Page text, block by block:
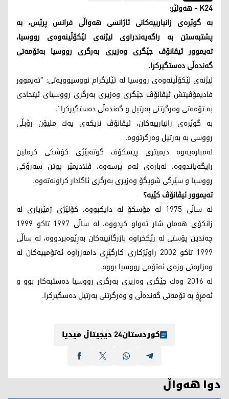
K24 - ھەولێر:
به‌ گوێره‌ی زانیارییه‌كانی ئاژانسی هه‌واڵی فرانس پرێس، به‌
پشتبه‌ستن به‌ راگه‌یه‌ندراوی لیژنه‌ی لێكۆڵینه‌وه‌ی رووسیا،
ته‌یموور ئیڤانۆڤ جێگری وه‌زیری به‌رگری رووسیا به‌تۆمه‌تی
گه‌نده‌ڵی ده‌ستگیركرا.
لیژنه‌ی لێكۆڵینه‌وه‌ی رووسیا له‌ تێلیگرام نووسیوویه‌تی: "ته‌یموور
فادیمۆڤیتش ئیڤانۆڤ جێگری وه‌زیری به‌رگری رووسیای ئیتحادی
به‌ تۆمه‌تی وه‌رگرتنی به‌رتیل و گه‌نده‌ڵی ده‌ستگیركرا".
به‌ گوێره‌ی زانیارییه‌كان، ئیڤانۆڤ نزیكه‌ی یه‌ك ملیۆن رۆبڵی
رووسی به‌ به‌رتیل وه‌رگرتووه‌.
له‌مباره‌یه‌وه‌ دیمیتری پیسكۆف گوته‌بێژی كۆشكی كرملین
رایگه‌یاندووه‌، له‌باره‌ی ئه‌م پرسه‌وه‌، ڤلادیمێر پوتن سه‌رۆكی
رووسیا و سێرگی شویگۆ وه‌زیری به‌رگری ئاگادار كراونه‌ته‌وه‌.
ته‌یموور ئیڤانۆڤ كێیه‌؟
له‌ ساڵی 1975 له‌ مۆسكۆ له‌ دایكبووه‌، كۆلێژی ژمێریاری له‌
زانكۆی هه‌مان شار ته‌واو كردووه‌، له‌ ساڵی 1997 تاكو 1999
چه‌ندین پۆستی له‌ رێكخراوه‌ بازرگانییه‌كان به‌ڕێوه‌بردووه‌، له‌ ساڵی
1999 تاكو 2002 راوێژكاری كارگێڕی دامه‌زراوه‌ ئه‌تۆمییه‌كان له‌
وه‌زاره‌تی وزه‌ی ئه‌تۆمی رووسیا بووه‌.
له‌ 2016 وه‌ك جێگری وه‌زیری به‌رگری رووسیا ده‌ستبه‌كار بوو و
ئه‌مڕۆ به‌ تۆمه‌تی گه‌نده‌ڵی و وه‌رگرتنی به‌رتیل ده‌سگیركرا.
کوردستان24 دیجیتاڵ میدیا
دوا هەواڵ